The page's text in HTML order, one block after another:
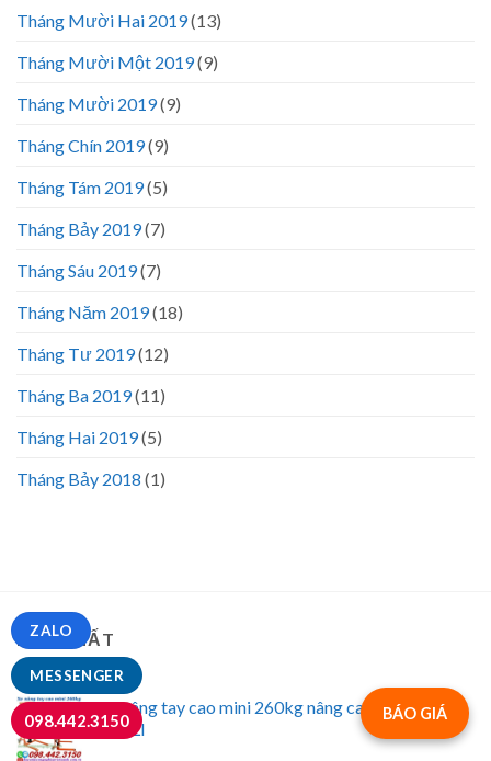
Tháng Mười Hai 2019(13)
Tháng Mười Một 2019(9)
Tháng Mười 2019(9)
Tháng Chín 2019(9)
Tháng Tám 2019(5)
Tháng Bảy 2019(7)
Tháng Sáu 2019(7)
Tháng Năm 2019(18)
Tháng Tư 2019(12)
Tháng Ba 2019(11)
Tháng Hai 2019(5)
Tháng Bảy 2018 (1)
MỚI NHẤT
Xe nâng tay cao mini 260kg nâng cao 900mm
NIULI
BÁO GIÁ
MESSENGER
ZALO
098.442.3150